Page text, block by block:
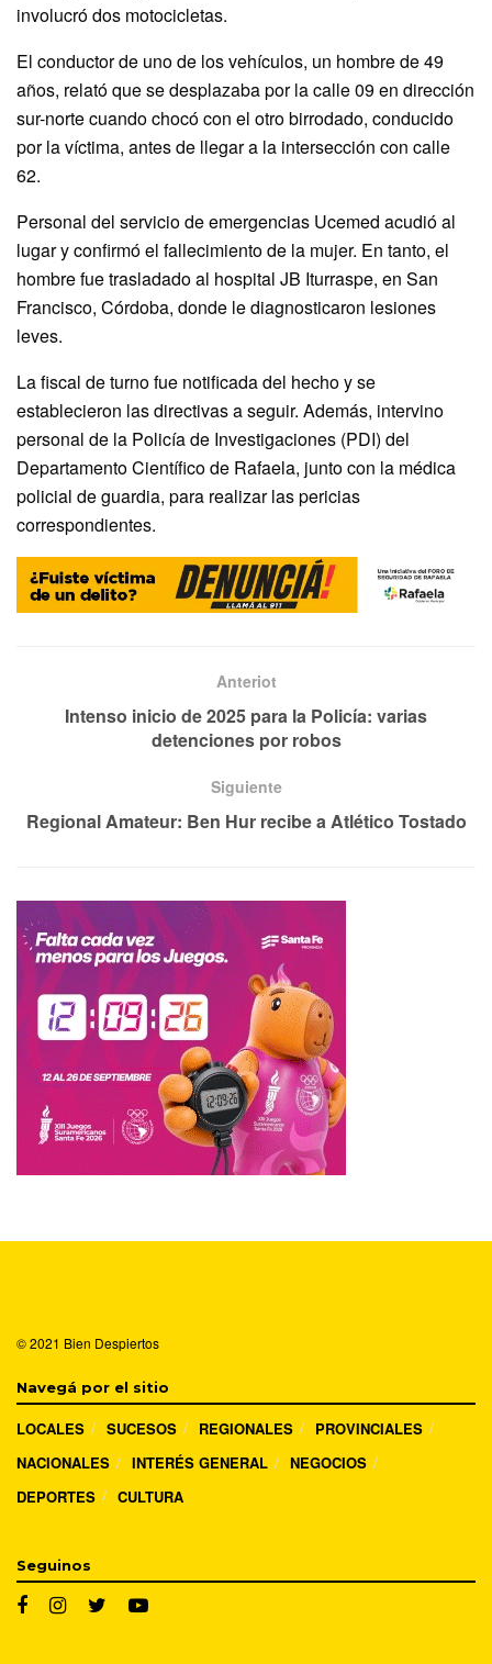
involucró dos motocicletas.
El conductor de uno de los vehículos, un hombre de 49
años, relató que se desplazaba por la calle 09 en dirección
sur-norte cuando chocó con el otro birrodado, conducido
por la víctima, antes de llegar a la intersección con calle
62.
Personal del servicio de emergencias Ucemed acudió al
lugar y confirmó el fallecimiento de la mujer. En tanto, el
hombre fue trasladado al hospital JB Iturraspe, en San
Francisco, Córdoba, donde le diagnosticaron lesiones
leves.
La fiscal de turno fue notificada del hecho y se
establecieron las directivas a seguir. Además, intervino
personal de la Policía de Investigaciones (PDI) del
Departamento Científico de Rafaela, junto con la médica
policial de guardia, para realizar las pericias
correspondientes.
Anteriot
Intenso inicio de 2025 para la Policía: varias
detenciones por robos
Siguiente
Regional Amateur: Ben Hur recibe a Atlético Tostado
© 2021 Bien Despiertos
Navegá por el sitio
LOCALES SUCESOS REGIONALES
PROVINCIALES
NACIONALES
INTERÉS GENERAL
NEGOCIOS
DEPORTES
CULTURA
Seguinos